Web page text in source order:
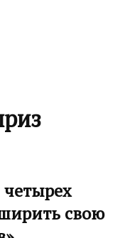
четырех
свою